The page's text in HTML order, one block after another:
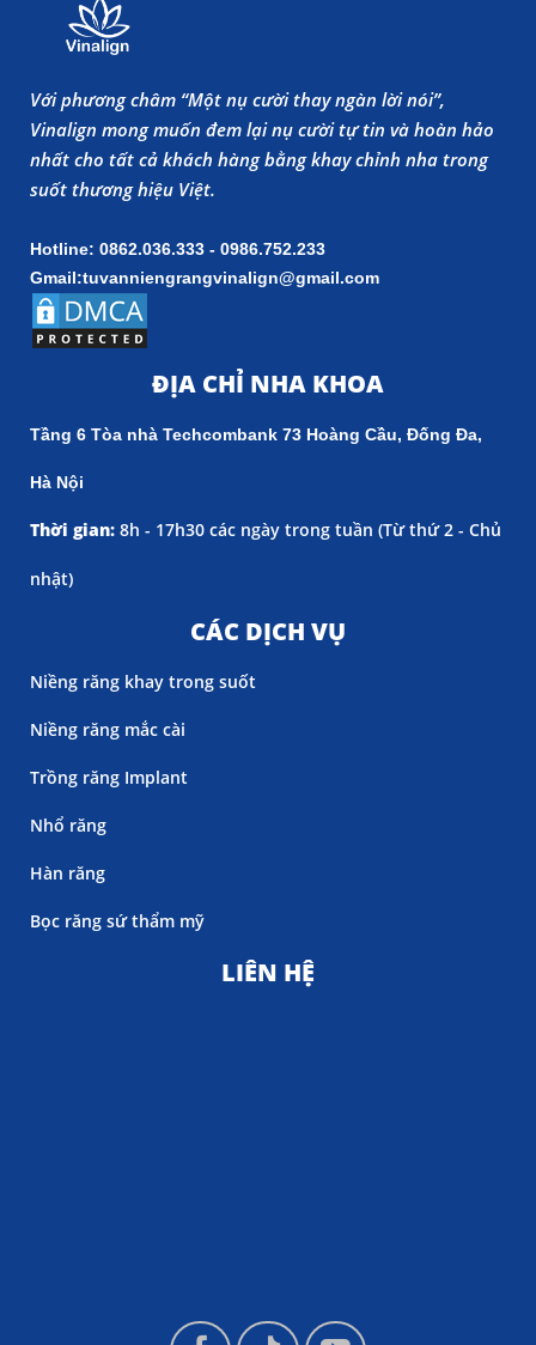
Với phương châm “Một nụ cười thay ngàn lời nói”,
Vinalign mong muốn đem lại nụ cười tự tin và hoàn hảo
nhất cho tất cả khách hàng bằng khay chỉnh nha trong
suốt thương hiệu Việt.
Hotline: 0862.036.333 - 0986.752.233
Gmail:tuvanniengrangvinalign@gmail.com
ĐỊA CHỈ NHA KHOA
Tầng 6 Tòa nhà Techcombank 73 Hoàng Cầu, Đống Đa,
Hà Nội
Thời gian: 8h - 17h30 các ngày trong tuần (Từ thứ 2 - Chủ
nhật)
CÁC DỊCH VỤ
Niềng răng khay trong suốt
Niềng răng mắc cài
Trồng răng Implant
Nhổ răng
Hàn răng
Bọc răng sứ thẩm mỹ
LIÊN HỆ